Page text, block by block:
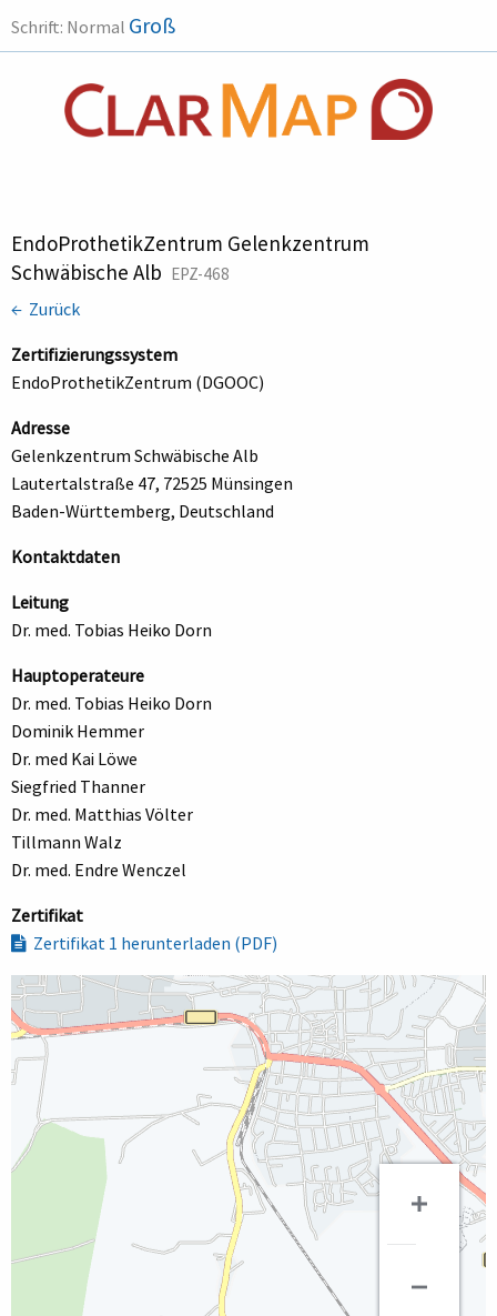
Schrift: Normal Groß
EndoProthetikZentrum Gelenkzentrum
Schwäbische Alb EPZ-468
← Zurück
Zertifizierungssystem
EndoProthetikZentrum (DGOOC)
Adresse
Gelenkzentrum Schwäbische Alb
Lautertalstraße 47, 72525 Münsingen
Baden-Württemberg, Deutschland
Kontaktdaten
Leitung
Dr. med. Tobias Heiko Dorn
Hauptoperateure
Dr. med. Tobias Heiko Dorn
Dominik Hemmer
Dr. med Kai Löwe
Siegfried Thanner
Dr. med. Matthias Völter
Tillmann Walz
Dr. med. Endre Wenczel
Zertifikat
Zertifikat 1 herunterladen (PDF)